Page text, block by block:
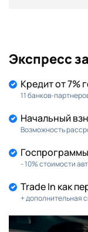
Экспресс
Кредит от 7%
11 банков-
Начальный
Возможность
- 10% стоимости
Trade In как
+ дополнительная